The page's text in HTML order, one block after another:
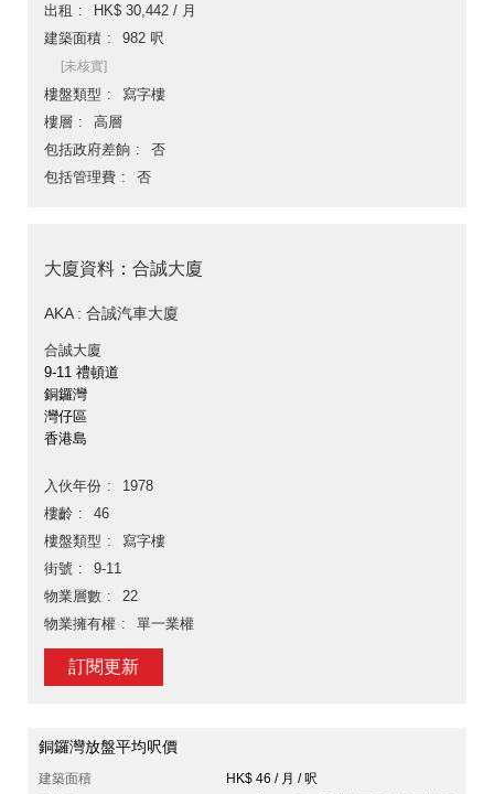
出租
HK$ 30,442 / 月
建築面積
982 呎
[未核實]
樓盤類型
寫字樓
樓層
高層
包括政府差餉
否
包括管理費
否
大廈資料：合誠大廈
AKA : 合誠汽車大廈
合誠大廈
9-11 禮頓道
銅鑼灣
灣仔區
香港島
入伙年份
1978
樓齡
46
樓盤類型
寫字樓
街號
9-11
物業層數
22
物業擁有權
單一業權
訂閱更新
銅鑼灣放盤平均呎價
建築面積
HK$ 46 / 月 / 呎